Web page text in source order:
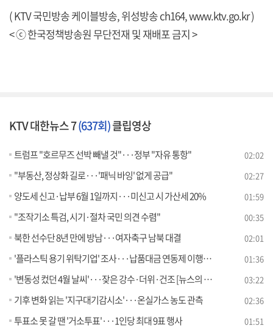
( KTV 국민방송 케이블방송, 위성방송 ch164,www.ktv.go.kr)
< ⓒ 한국정책방송원 무단전재 및 재배포 금지 >
KTV 대한뉴스 7(637회)클립영상
트럼프 "호르무즈 선박 빼낼 것"···정부 "자유 통항" 02:02
"부동산, 정상화 길로···'패닉 바잉' 없게 공급" 02:27
양도세 신고·납부 6월 1일까지···미신고 시 가산세 20% 01:59
"조작기소 특검, 시기·절차 국민 의견 수렴" 00:35
북한 선수단 8년 만에 방남···여자축구 남북 대결 02:01
'플라스틱 용기 위탁기업' 조사···납품대금 연동제 이행 점검 01:36
'변동성 컸던 4월 날씨'···잦은 강수·더위·건조 [뉴스의 맥] 03:22
기후 변화 읽는 '지구대기감시소'···온실가스 농도 관측 02:36
투표소 못 갈 땐 '거소투표'···1인당 최대 9표 행사 01:51